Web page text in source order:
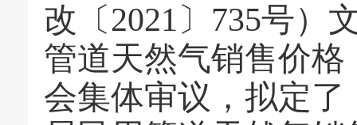
改〔2021〕735号）
管道天然气销售价
会集体审议，拟定